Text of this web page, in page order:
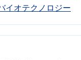
イオテクノロジー